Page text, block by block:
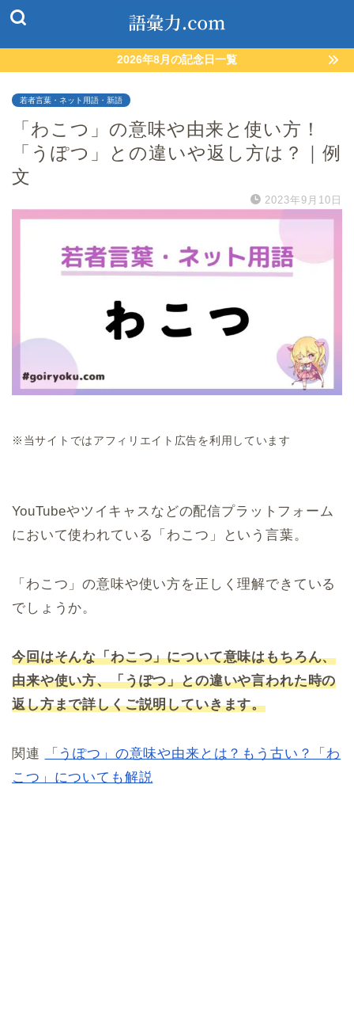
2026年8月の記念日一覧
若者言葉・ネット用語・新語
「わこつ」の意味や由来と使い方！
「うぽつ」との違いや返し方は？｜例
文
2023年9月10日
※当サイトではアフィリエイト広告を利用しています
YouTubeやツイキャスなどの配信プラットフォーム
において使われている「わこつ」という言葉。
「わこつ」の意味や使い方を正しく理解できている
でしょうか。
今回はそんな「わこつ」について意味はもちろん、
由来や使い方、「うぽつ」との違いや言われた時の
返し方まで詳しくご説明していきます。
関連
「うぽつ」の意味や由来とは？もう古い？「わ
こつ」についても解説